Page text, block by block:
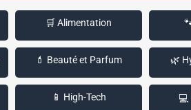
🛒 Alimentation
💄 Beauté et Parfum 🌿
📱 High-Tech 💻